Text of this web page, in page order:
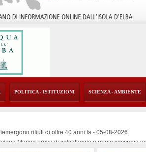
POLITICA - ISTITUZIONI SCIENZA - AMBIENTE
rifiuti di oltre 40 anni fa -05-08-2026
Marina prove di salvataggio e primo soccorso